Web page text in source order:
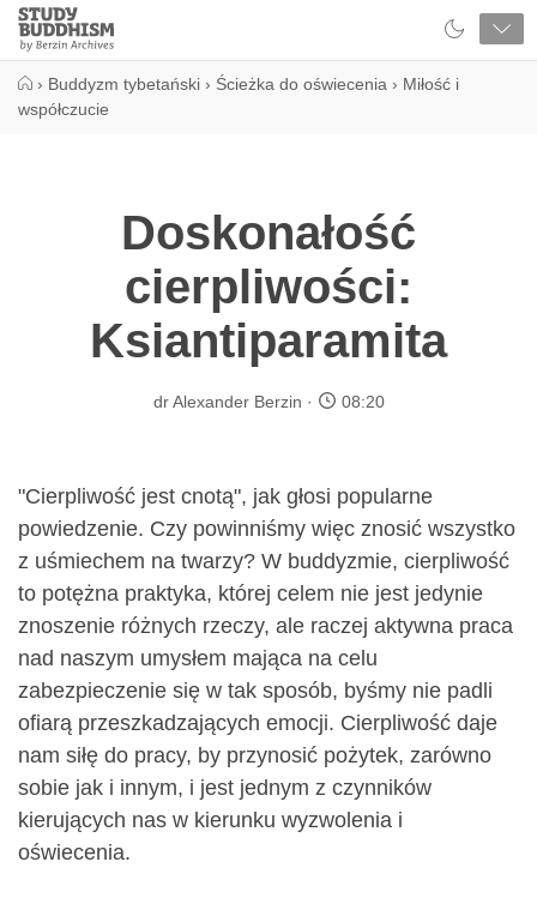
Close
Study
Buddhism
› Buddyzm tybetański › Ścieżka do oświecenia › Miłość i
współczucie
Doskonałość
cierpliwości:
Ksiantiparamita
dr Alexander Berzin 08:20
"Cierpliwość jest cnotą", jak głosi popularne
powiedzenie. Czy powinniśmy więc znosić wszystko
z uśmiechem na twarzy? W buddyzmie, cierpliwość
to potężna praktyka, której celem nie jest jedynie
znoszenie różnych rzeczy, ale raczej aktywna praca
nad naszym umysłem mająca na celu
zabezpieczenie się w tak sposób, byśmy nie padli
ofiarą przeszkadzających emocji. Cierpliwość daje
nam siłę do pracy, by przynosić pożytek, zarówno
sobie jak i innym, i jest jednym z czynników
kierujących nas w kierunku wyzwolenia i
oświecenia.